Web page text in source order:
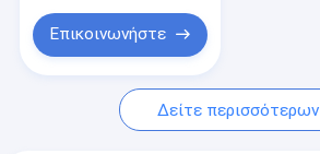
τροφίμων
Επικοινωνήστε
Δείτε περισσότερων